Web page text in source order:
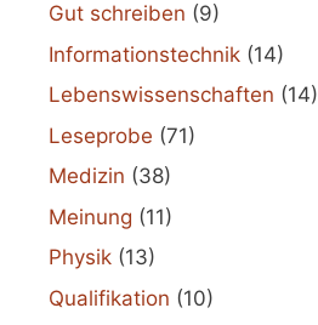
Gut schreiben (9)
Informationstechnik (14)
Lebenswissenschaften (14)
Leseprobe (71)
Medizin (38)
Meinung (11)
Physik (13)
Qualifikation (10)